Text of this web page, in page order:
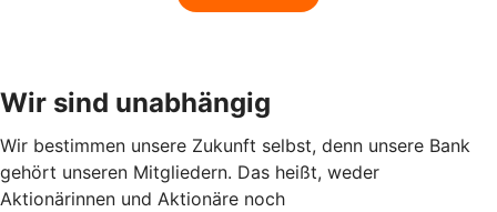
Wir sind unabhängig
Wir bestimmen unsere Zukunft selbst, denn unsere Bank
gehört unseren Mitgliedern. Das heißt, weder
Aktionärinnen und Aktionäre noch